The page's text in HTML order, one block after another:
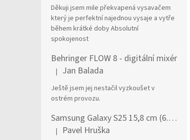
Děkuji jsem mile překvapená vysavačem
který je perfektní najednou vysaje a vytře
během krátké doby Absolutní
spokojenost
Behringer FLOW 8 - digitální mixér
Hodnocení produktu je 5 z 5 hvězdiček.
| Jan Balada
Ještě jsem jej nestačil vyzkoušet v
ostrém provozu.
Samsung Galaxy S25 15,8 cm (6.2") Dual SIM Android 15 5G USB typu C 12 GB 256 GB 4000 mAh Námořnická modrá
Hodnocení produktu je 1 z 5 hvězdiček.
| Pavel Hruška